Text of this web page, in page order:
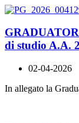
di studio A.A.
02-04-2026
In allegato la